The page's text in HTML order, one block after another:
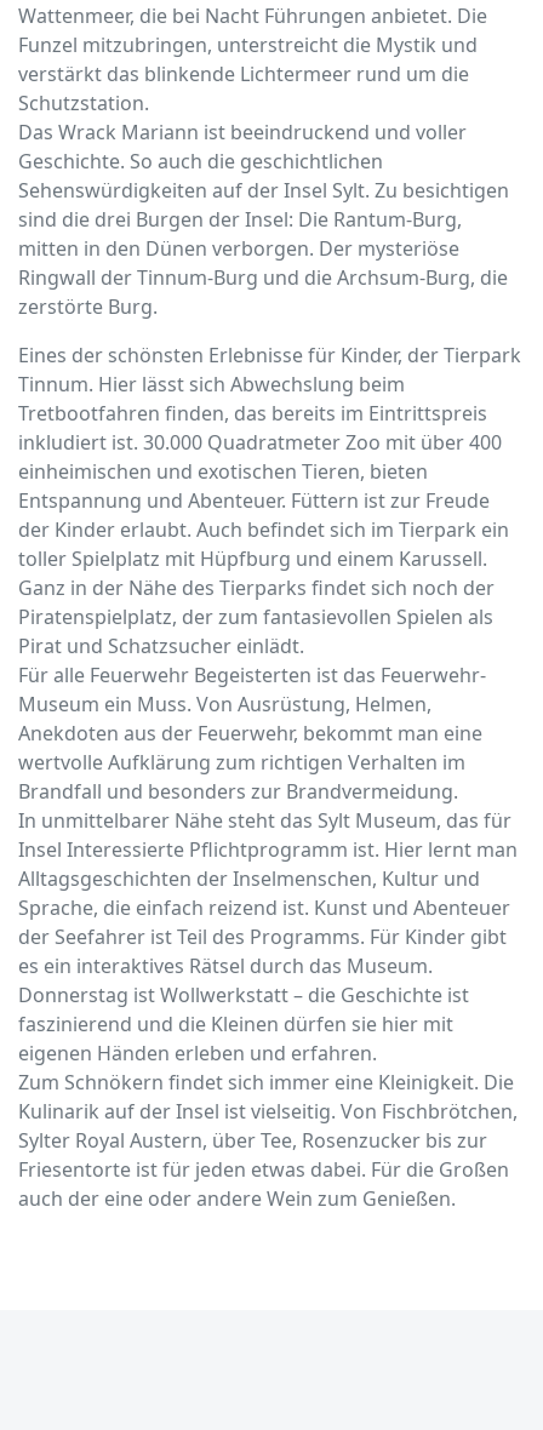
Wattenmeer, die bei Nacht Führungen anbietet. Die
Funzel mitzubringen, unterstreicht die Mystik und
verstärkt das blinkende Lichtermeer rund um die
Schutzstation.
Das Wrack Mariann ist beeindruckend und voller
Geschichte. So auch die geschichtlichen
Sehenswürdigkeiten auf der Insel Sylt. Zu besichtigen
sind die drei Burgen der Insel: Die Rantum-Burg,
mitten in den Dünen verborgen. Der mysteriöse
Ringwall der Tinnum-Burg und die Archsum-Burg, die
zerstörte Burg.
Eines der schönsten Erlebnisse für Kinder, der Tierpark
Tinnum. Hier lässt sich Abwechslung beim
Tretbootfahren finden, das bereits im Eintrittspreis
inkludiert ist. 30.000 Quadratmeter Zoo mit über 400
einheimischen und exotischen Tieren, bieten
Entspannung und Abenteuer. Füttern ist zur Freude
der Kinder erlaubt. Auch befindet sich im Tierpark ein
toller Spielplatz mit Hüpfburg und einem Karussell.
Ganz in der Nähe des Tierparks findet sich noch der
Piratenspielplatz, der zum fantasievollen Spielen als
Pirat und Schatzsucher einlädt.
Für alle Feuerwehr Begeisterten ist das Feuerwehr-
Museum ein Muss. Von Ausrüstung, Helmen,
Anekdoten aus der Feuerwehr, bekommt man eine
wertvolle Aufklärung zum richtigen Verhalten im
Brandfall und besonders zur Brandvermeidung.
In unmittelbarer Nähe steht das Sylt Museum, das für
Insel Interessierte Pflichtprogramm ist. Hier lernt man
Alltagsgeschichten der Inselmenschen, Kultur und
Sprache, die einfach reizend ist. Kunst und Abenteuer
der Seefahrer ist Teil des Programms. Für Kinder gibt
es ein interaktives Rätsel durch das Museum.
Donnerstag ist Wollwerkstatt – die Geschichte ist
faszinierend und die Kleinen dürfen sie hier mit
eigenen Händen erleben und erfahren.
Zum Schnökern findet sich immer eine Kleinigkeit. Die
Kulinarik auf der Insel ist vielseitig. Von Fischbrötchen,
Sylter Royal Austern, über Tee, Rosenzucker bis zur
Friesentorte ist für jeden etwas dabei. Für die Großen
auch der eine oder andere Wein zum Genießen.